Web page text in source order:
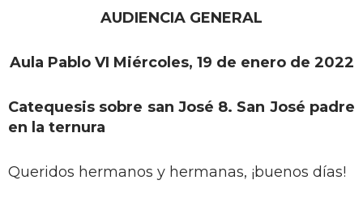
AUDIENCIA GENERAL
Aula Pablo VI Miércoles, 19 de enero de 2022
Catequesis sobre san José 8. San José padre
en la ternura
Queridos hermanos y hermanas, ¡buenos días!